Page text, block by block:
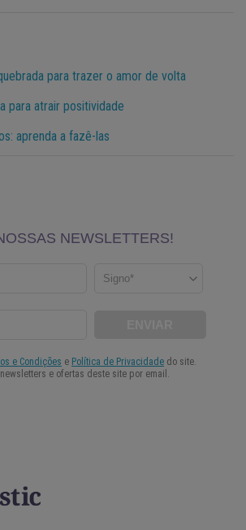
para trazer o amor de volta
para atrair positividade
aprenda a fazê-las